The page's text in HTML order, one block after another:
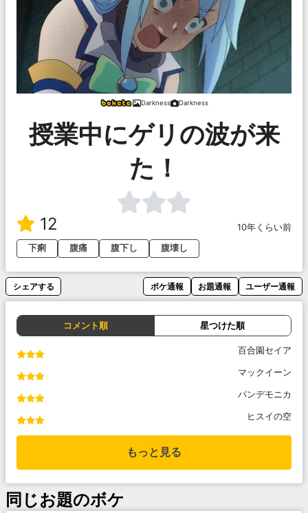
Darkness Darkness
授業中にゲリの波が来
た！
12
10年くらい前
下痢
腹痛 腹下し 腹壊し
シェアする ボケ通報 お題通報 ユーザー通報
コメント順 星つけた順
百合園セイア
マックイーン
パンデモニカ
ヒスイの空
もっと見る
同じお題のボケ